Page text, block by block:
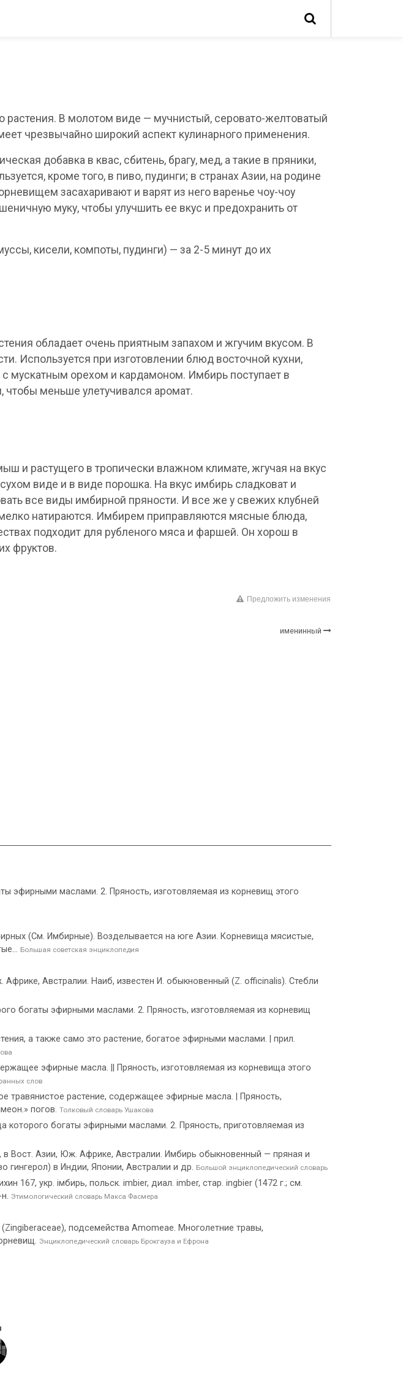
растения. В молотом виде — мучнистый, серовато-желтоватый
чрезвычайно широкий аспект кулинарного применения.
добавка в квас, сбитень, брагу, мед, а такие в пряники,
кроме того, в пиво, пудинги; в странах Азии, на родине
засахаривают и варят из него варенье чоу-чоу
муку, чтобы улучшить ее вкус и предохранить от
кисели, компоты, пудинги) — за 2-5 минут до их
обладает очень приятным запахом и жгучим вкусом. В
Используется при изготовлении блюд восточной кухни,
мускатным орехом и кардамоном. Имбирь поступает в
чтобы меньше улетучивался аромат.
и растущего в тропически влажном климате, жгучая на вкус
виде и в виде порошка. На вкус имбирь сладковат и
все виды имбирной пряности. И все же у свежих клубней
натираются. Имбирем приправляются мясные блюда,
подходит для рубленого мяса и фаршей. Он хорош в
фруктов.
Предложить изменения
именинный
эфирными маслами. 2. Пряность, изготовляемая из корневищ этого
(См. Имбирные). Возделывается на юге Азии. Корневища мясистые,
Большая советская энциклопедия
Австралии. Наиб, известен И. обыкновенный (Z. officinalis). Стебли
богаты эфирными маслами. 2. Пряность, изготовляемая из корневищ
а также само это растение, богатое эфирными маслами. | прил.
эфирные масла. || Пряность, изготовляемая из корневища этого
слов
травянистое растение, содержащее эфирные масла. | Пряность,
погов. Толковый словарь Ушакова
которого богаты эфирными маслами. 2. Пряность, приготовляемая из
Вост. Азии, Юж. Африке, Австралии. Имбирь обыкновенный — пряная и
гингерол) в Индии, Японии, Австралии и др. Большой энциклопедический словарь
167, укр. iмбирь, польск. imbier, диал. imber, стар. ingbier (1472 г.; см.
Этимологический словарь Макса Фасмера
подсемейства Amomeae. Многолетние травы,
Энциклопедический словарь Брокгауза и Ефрона